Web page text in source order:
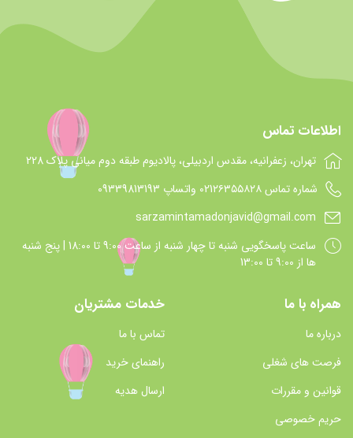
اطلاعات تماس
تهران، زعفرانیه، مقدس اردبیلی، پالادیوم طبقه دوم میانی پلاک 228
شماره تماس 021۲۶۳۵۵۸۲۸ واتساپ 09339813193
sarzamintamadonjavid@gmail.com
ساعت پاسخگويي شنبه تا چهار شنبه از ساعت 9:00 تا 18:00 | پنج شنبه
ها از 9:00 تا 13:00
همراه با ما
درباره ما
فرصت های شغلی
قوانین و مقررات
حریم خصوصی
خدمات مشتریان
تماس با ما
راهنمای خرید
ارسال هدیه